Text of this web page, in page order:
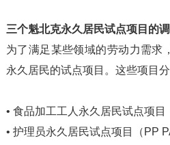
三个魁北克永久居民试点项目的
为了满足某些领域的劳动力需求
永久居民的试点项目。这些项目分
• 食品加工工人永久居民试点项目
• 护理员永久居民试点项目（PP